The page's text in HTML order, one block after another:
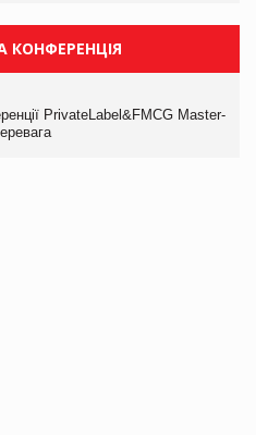
PrivateLabel&FMCG Master-